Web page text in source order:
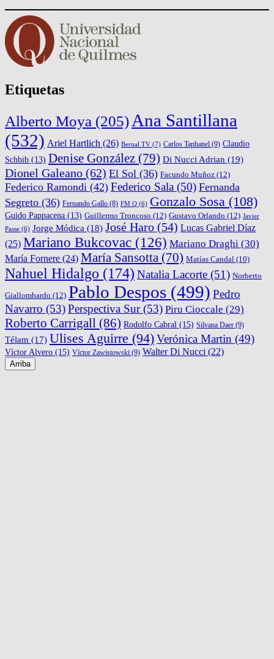
Etiquetas
Alberto Moya (205) Ana Santillana
(532) Ariel Hartlich (26) Bernal TV (7) Carlos Taphanel (9) Claudio
Schbib (13) Denise González (79) Di Nucci Adrian (19)
Dionel Galeano (62) El Sol (36) Facundo Muñoz (12)
Federico Ramondi (42) Federico Sala (50) Fernanda
Segreto (36) Fernando Gallo (8) FM Q (6) Gonzalo Sosa (108)
Guido Pappacena (13) Guillermo Troncoso (12) Gustavo Orlando (12) Javier
Passe (6) Jorge Módica (18) José Haro (54) Lucas Gabriel Díaz
(25) Mariano Bukcovac (126) Mariano Draghi (30)
María Fornere (24) María Sansotta (70) Matías Candal (10)
Nahuel Hidalgo (174) Natalia Lacorte (51) Norberto
Giallombardo (12) Pablo Despos (499) Pedro
Navarro (53)Perspectiva Sur(53) Piru Cioccale (29)
Roberto Carrigall (86) Rodolfo Cabral (15) Silvana Daer (9)
Télam (17) Ulises Aguirre (94)Verónica Martin (49)
Víctor Alvero (15) Víctor Zawistowski (9) Walter Di Nucci (22)
Arriba